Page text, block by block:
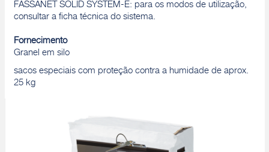
FASSANET SOLID SYSTEM-E: para os modos de utilização,
consultar a ficha técnica do sistema.
Fornecimento
Granel em silo
sacos especiais com proteção contra a humidade de aprox.
25 kg